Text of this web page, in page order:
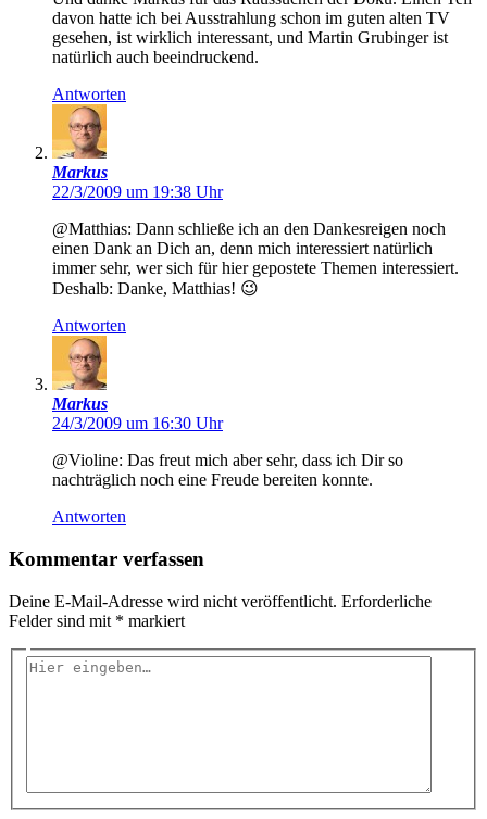
davon hatte ich bei Ausstrahlung schon im guten alten TV
gesehen, ist wirklich interessant, und Martin Grubinger ist
natürlich auch beeindruckend.
Antworten
Markus
22/3/2009 um 19:38 Uhr
@Matthias: Dann schließe ich an den Dankesreigen noch
einen Dank an Dich an, denn mich interessiert natürlich
immer sehr, wer sich für hier gepostete Themen interessiert.
Deshalb: Danke, Matthias! 😉
Antworten
Markus
24/3/2009 um 16:30 Uhr
@Violine: Das freut mich aber sehr, dass ich Dir so
nachträglich noch eine Freude bereiten konnte.
Antworten
Kommentar verfassen
Deine E-Mail-Adresse wird nicht veröffentlicht. Erforderliche
Felder sind mit * markiert
Hier